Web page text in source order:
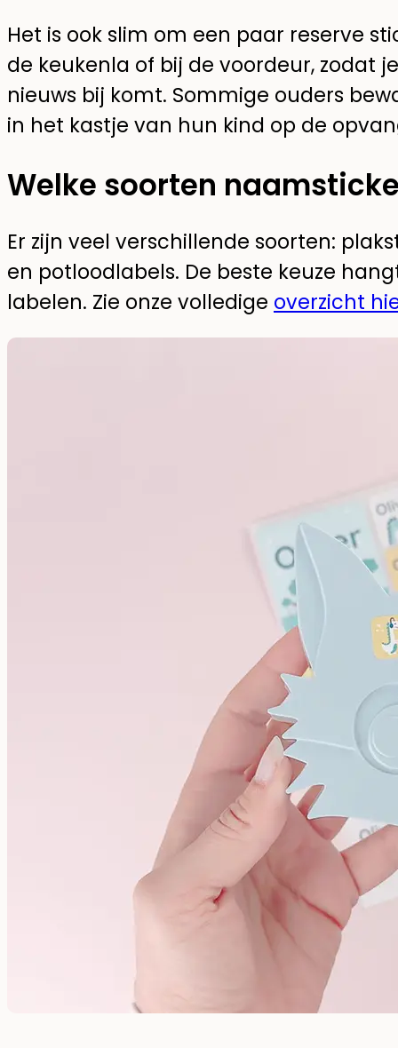
Het is ook slim om een paar reserve
de keukenla of bij de voordeur, zodat
nieuws bij komt. Sommige ouders
in het kastje van hun kind op de
Welke soorten
Er zijn veel verschillende soorten:
en potloodlabels. De beste keuze
labelen. Zie onze volledige overzicht